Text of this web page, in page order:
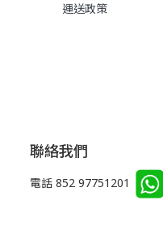
運送政策
聯絡我們
電話 852 97751201